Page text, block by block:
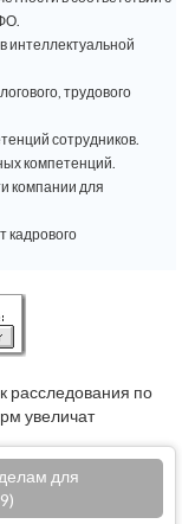
интеллектуальной
трудового
сотрудников.
компетенций.
компании для
кадрового
расследования по
увеличат
для